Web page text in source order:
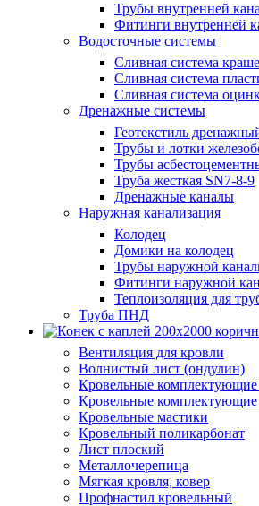
Трубы внутренней
Фитинги внутренней
Водосточные системы
Сливная система
Сливная система
Сливная система
Дренажные системы
Геотекстиль
Трубы и лотки
Трубы
Труба жесткая SN7-8-9
Дренажные каналы
Наружная канализация
Колодец
Домики на колодец
Трубы наружной
Фитинги наружной
Теплоизоляция для
Труба ПНД
Вентиляция для кровли
Волнистый лист (ондулин)
Кровельные
Кровельные
Кровельные мастики
Кровельный поликарбонат
Лист плоский
Металлочерепица
Мягкая кровля, ковер
Профнастил кровельный